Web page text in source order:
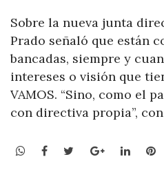
Sobre la nueva junta
Prado señaló que están
bancadas, siempre y
intereses o visión que
VAMOS. “Sino, como el
con directiva propia”,
WhatsApp
Facebook
TwitterGoogle+